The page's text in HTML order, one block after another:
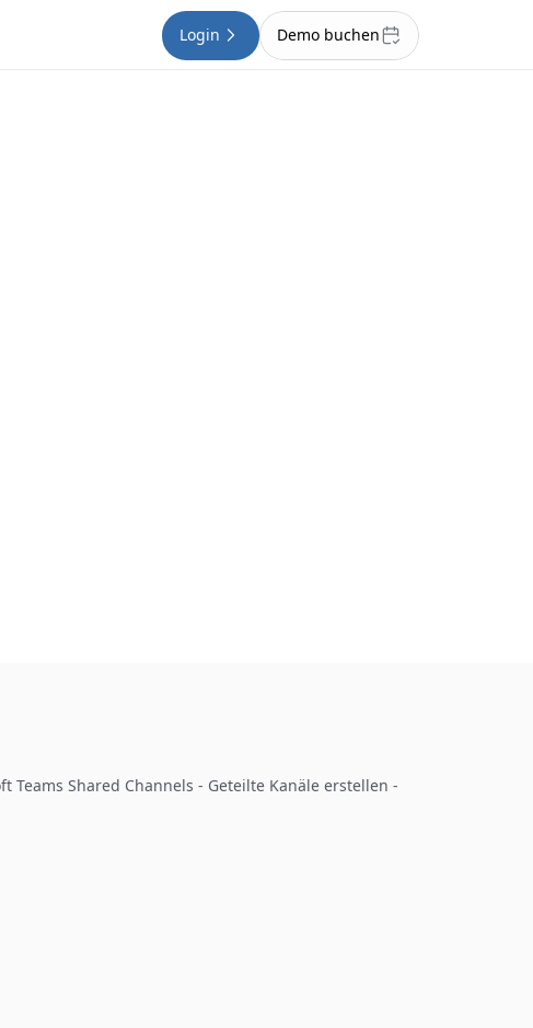
Login Demo buchen
Teams Shared Channels - Geteilte Kanäle erstellen -